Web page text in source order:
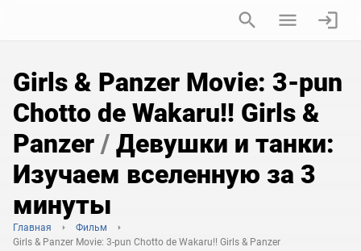
Girls & Panzer Movie: 3-pun
Chotto de Wakaru!! Girls &
Panzer / Девушки и танки:
Изучаем вселенную за 3
минуты
Главная
Фильм
Girls & Panzer Movie: 3-pun Chotto de Wakaru!! Girls & Panzer